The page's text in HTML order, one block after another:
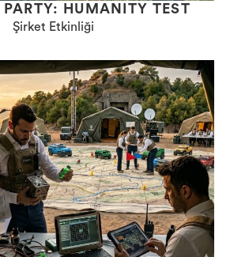
PARTY: HUMANITY TEST
Şirket Etkinliği